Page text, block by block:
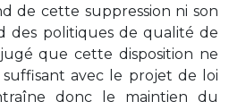
de cette suppression ni son
des politiques de qualité de
que cette disposition ne
avec le projet de loi
donc le maintien du